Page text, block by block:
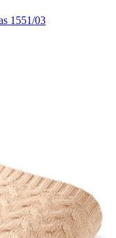
1551/03